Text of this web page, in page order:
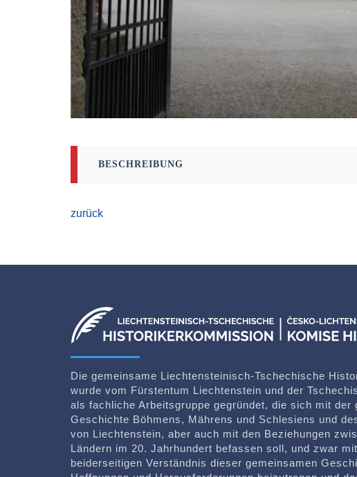
BESCHREIBUNG
zurück
Die gemeinsame Liechtensteinisch-Tschechische
wurde vom Fürstentum Liechtenstein und der
als fachliche Arbeitsgruppe gegründet, die sich mit der
Geschichte Böhmens, Mährens und Schlesiens und
von Liechtenstein, aber auch mit den Beziehungen
Ländern im 20. Jahrhundert befassen soll, und zwar
beiderseitigen Verständnis dieser gemeinsamen